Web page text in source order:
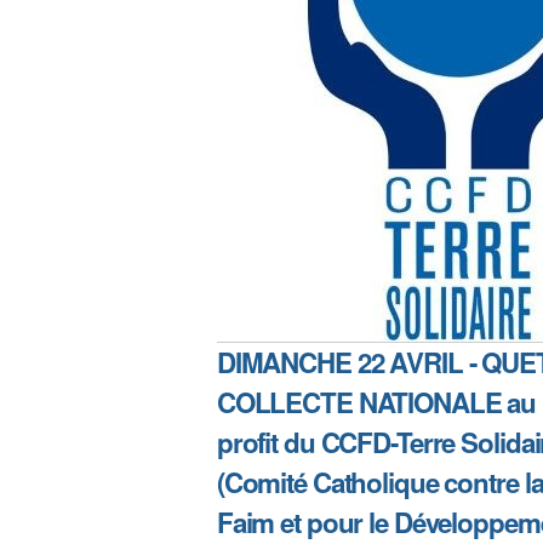
DIMANCHE 22 AVRIL -
COLLECTE NATIONALE au
profit du CCFD-Terre
(Comité Catholique contre la
Faim et pour le